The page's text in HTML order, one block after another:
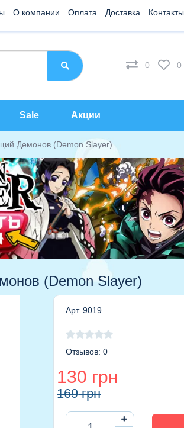
О компании Оплата Доставка Контакты
0 0
Sale Акции
Демонов (Demon Slayer)
(Demon Slayer)
Арт. 9019
Отзывов: 0
130 грн
169грн